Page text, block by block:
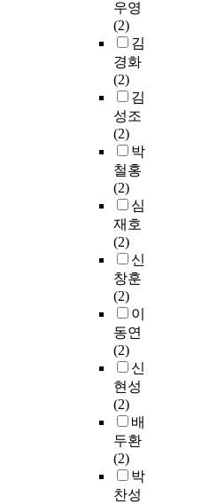
우영
(2)
김
경화
(2)
김
성조
(2)
박
철홍
(2)
심
재호
(2)
신
창훈
(2)
이
동연
(2)
신
현성
(2)
배
두환
(2)
박
찬성